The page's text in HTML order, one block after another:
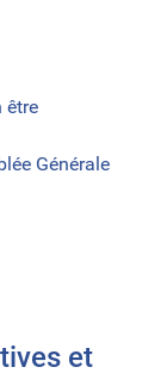
être
Générale
et